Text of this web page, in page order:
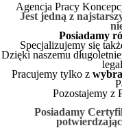
Agencja Pracy
Jest jedną z naj
Posiadamy
Specjalizujemy się
Dzięki naszemu
Pracujemy tylko z
Pozostajemy z
Posiadamy